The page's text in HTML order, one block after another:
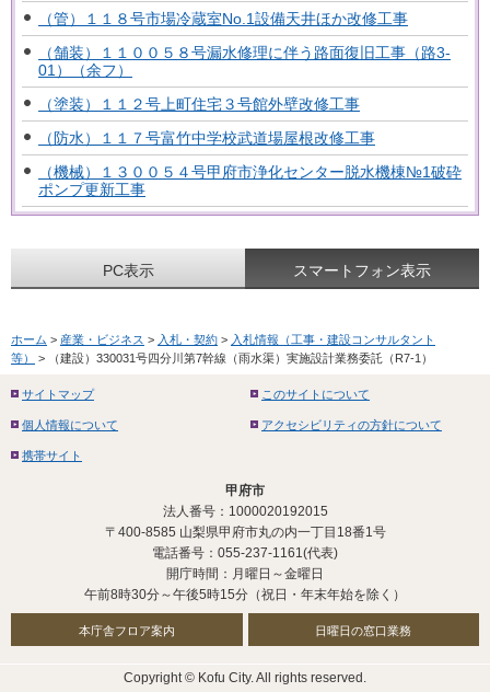
（管）１１８号市場冷蔵室No.1設備天井ほか改修工事
（舗装）１１００５８号漏水修理に伴う路面復旧工事（路3-
01）（余フ）
（塗装）１１２号上町住宅３号館外壁改修工事
（防水）１１７号富竹中学校武道場屋根改修工事
（機械）１３００５４号甲府市浄化センター脱水機棟№1破砕
ポンプ更新工事
PC表示 スマートフォン表示
ホーム > 産業・ビジネス > 入札・契約 > 入札情報（工事・建設コンサルタント
等）
> （建設）330031号四分川第7幹線（雨水渠）実施設計業務委託（R7-1）
サイトマップ このサイトについて
個人情報について アクセシビリティの方針について
携帯サイト
甲府市
法人番号：1000020192015
〒400-8585 山梨県甲府市丸の内一丁目18番1号
電話番号：055-237-1161(代表)
開庁時間：月曜日～金曜日
午前8時30分～午後5時15分（祝日・年末年始を除く）
本庁舎フロア案内 日曜日の窓口業務
Copyright © Kofu City. All rights reserved.